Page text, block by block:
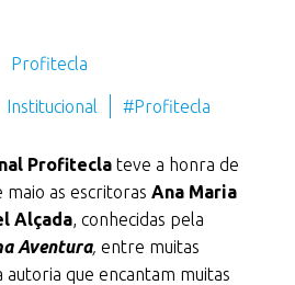
Profitecla
Institucional #Profitecla
Profitecla teve a honra de
maio as escritoras Ana Maria
Alçada , conhecidas pela
Aventura, entre muitas
que encantam muitas